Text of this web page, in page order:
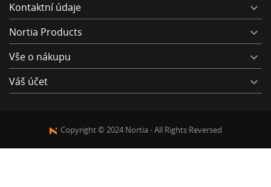
Kontaktní údaje 
Nortia Products 
Vše o nákupu 
Váš účet 
Copyright © 2024 Nortia - All Rights Reversed